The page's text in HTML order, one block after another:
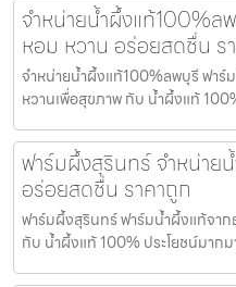
จำหน่ายน้ำผึ้งแท้100%ล
หอม หวาน อร่อยสดชื่น ร
จำหน่ายน้ำผึ้งแท้100%ลพบุรี ฟาร์
หวานเพื่อสุขภาพ กับ น้ำผึ้งแท้
ฟาร์มผึ้งสุรินทร์ จำหน่าย
อร่อยสดชื่น ราคาถูก
ฟาร์มผึ้งสุรินทร์ ฟาร์มน้ำผึ้งแท้จา
กับ น้ำผึ้งแท้ 100% ประโยชน์มาก